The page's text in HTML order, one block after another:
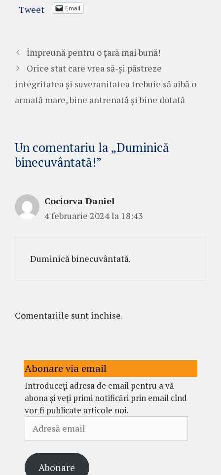
Tweet Email
Împreună pentru o țară mai bună!
Orice stat care vrea să-și păstreze
integritatea și suveranitatea trebuie să aibă o
armată mare, bine antrenată și bine dotată
Un comentariu la „Duminică
binecuvântată!”
Cociorva Daniel
4 februarie 2024 la 18:43
Duminică binecuvântată.
Comentariile sunt închise.
Abonare via email
Introduceți adresa de email pentru a vă
abona și veți primi notificări prin email cînd
vor fi publicate articole noi.
email
Abonare